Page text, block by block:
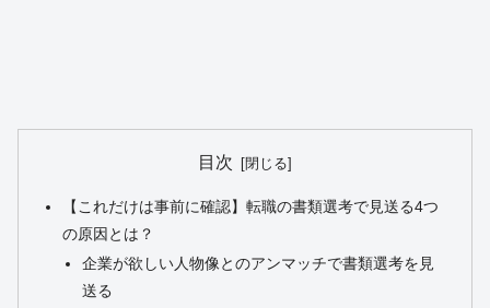
目次
【これだけは事前に確認】転職の書類選考で見送る4つ
の原因とは？
企業が欲しい人物像とのアンマッチで書類選考を見
送る